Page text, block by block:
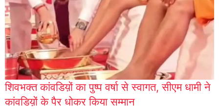
शिवभक्त कांवडिय़ों का पुष्प वर्षा से स्वागत, सीएम धामी ने
कांवडिय़ों के पैर धोकर किया सम्मान